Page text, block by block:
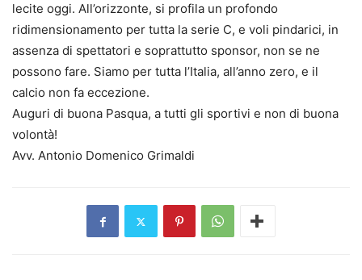
lecite oggi. All’orizzonte, si profila un profondo
ridimensionamento per tutta la serie C, e voli pindarici, in
assenza di spettatori e soprattutto sponsor, non se ne
possono fare. Siamo per tutta l’Italia, all’anno zero, e il
calcio non fa eccezione.
Auguri di buona Pasqua, a tutti gli sportivi e non di buona
volontà!
Avv. Antonio Domenico Grimaldi